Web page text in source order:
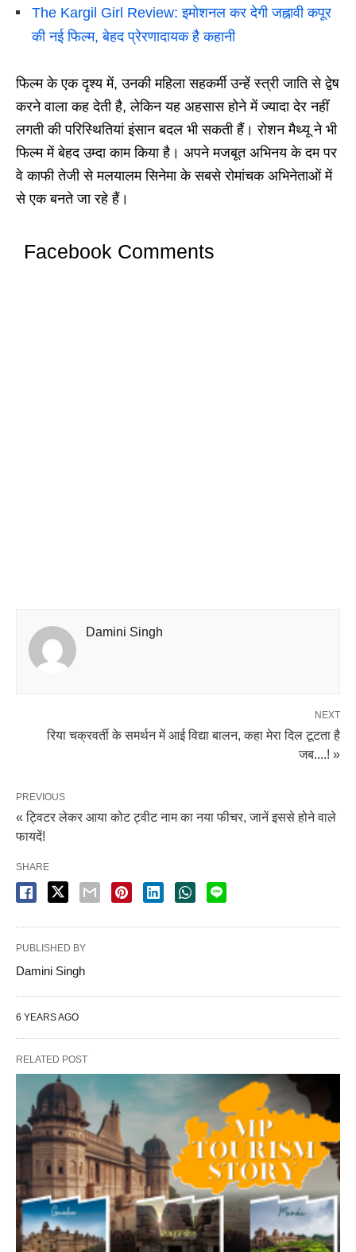
The Kargil Girl Review: इमोशनल कर देगी जह्नावी कपूर
की नई फिल्म, बेहद प्रेरणादायक है कहानी
फिल्म के एक दृश्य में, उनकी महिला सहकर्मी उन्हें स्त्री जाति से द्वेष
करने वाला कह देती है, लेकिन यह अहसास होने में ज्यादा देर नहीं
लगती की परिस्थितियां इंसान बदल भी सकती हैं। रोशन मैथ्यू ने भी
फिल्म में बेहद उम्दा काम किया है। अपने मजबूत अभिनय के दम पर
वे काफी तेजी से मलयालम सिनेमा के सबसे रोमांचक अभिनेताओं में
से एक बनते जा रहे हैं।
Facebook Comments
Damini Singh
NEXT
रिया चक्रवर्ती के समर्थन में आई विद्या बालन, कहा मेरा दिल टूटता है
जब....! »
PREVIOUS
« ट्विटर लेकर आया कोट ट्वीट नाम का नया फीचर, जानें इससे होने वाले
फायदें!
SHARE
PUBLISHED BY
Damini Singh
6 YEARS AGO
RELATED POST